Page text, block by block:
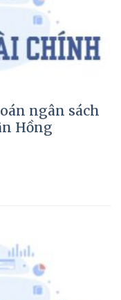
ngân sách
Hồng